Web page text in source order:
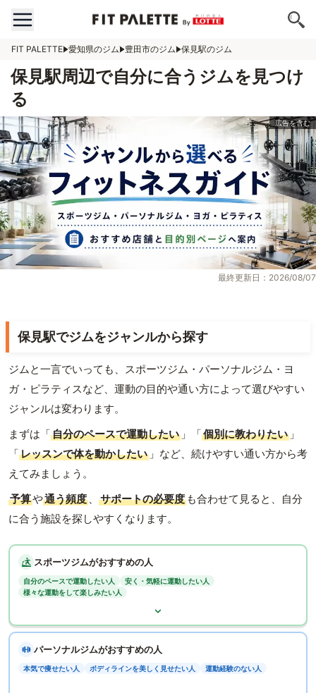
FIT PALETTE 愛知県のジム 豊田市のジム 保見駅のジム
保見駅周辺で自分に合うジムを見つけ
る
最終更新日：2026/08/07
保見駅でジムをジャンルから探す
ジムと一言でいっても、スポーツジム・パーソナルジム・ヨ
ガ・ピラティスなど、運動の目的や通い方によって選びやすい
ジャンルは変わります。
まずは「自分のペースで運動したい 」「個別に教わりたい 」
「レッスンで体を動かしたい 」など、続けやすい通い方から考
えてみましょう。
予算や通う頻度 、 サポートの必要度 も合わせて見ると、自分
に合う施設を探しやすくなります。
スポーツジムがおすすめの人
自分のペースで運動したい人
安く・気軽に運動したい人
様々な運動をして楽しみたい人
パーソナルジムがおすすめの人
本気で痩せたい人 ボディラインを美しく見せたい人 運動経験のない人